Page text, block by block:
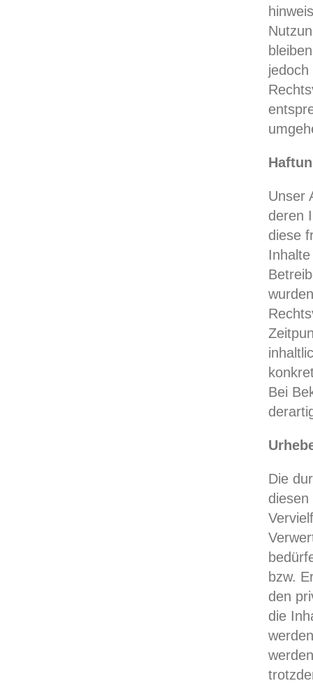
Unser
deren
diese
Bei
Die
bzw.
den
die